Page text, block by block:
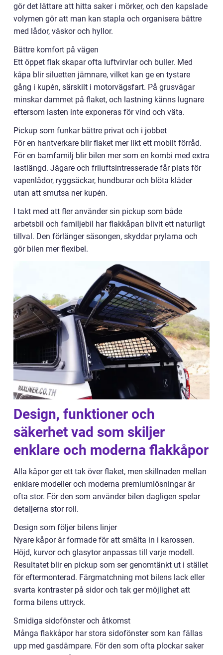
gör det lättare att hitta saker i mörker, och den kapslade
volymen gör att man kan stapla och organisera bättre
med lådor, väskor och hyllor.
Bättre komfort på vägen
Ett öppet flak skapar ofta luftvirvlar och buller. Med
kåpa blir siluetten jämnare, vilket kan ge en tystare
gång i kupén, särskilt i motorvägsfart. På grusvägar
minskar dammet på flaket, och lastning känns lugnare
eftersom lasten inte exponeras för vind och väta.
Pickup som funkar bättre privat och i jobbet
För en hantverkare blir flaket mer likt ett mobilt förråd.
För en barnfamilj blir bilen mer som en kombi med extra
lastlängd. Jägare och friluftsintresserade får plats för
vapenlådor, ryggsäckar, hundburar och blöta kläder
utan att smutsa ner kupén.
I takt med att fler använder sin pickup som både
arbetsbil och familjebil har flakkåpan blivit ett naturligt
tillval. Den förlänger säsongen, skyddar prylarna och
gör bilen mer flexibel.
Design, funktioner och
säkerhet vad som skiljer
enklare och moderna flakkåpor
Alla kåpor ger ett tak över flaket, men skillnaden mellan
enklare modeller och moderna premiumlösningar är
ofta stor. För den som använder bilen dagligen spelar
detaljerna stor roll.
Design som följer bilens linjer
Nyare kåpor är formade för att smälta in i karossen.
Höjd, kurvor och glasytor anpassas till varje modell.
Resultatet blir en pickup som ser genomtänkt ut i stället
för eftermonterad. Färgmatchning mot bilens lack eller
svarta kontraster på sidor och tak ger möjlighet att
forma bilens uttryck.
Smidiga sidofönster och åtkomst
Många flakkåpor har stora sidofönster som kan fällas
upp med gasdämpare. För den som ofta plockar saker